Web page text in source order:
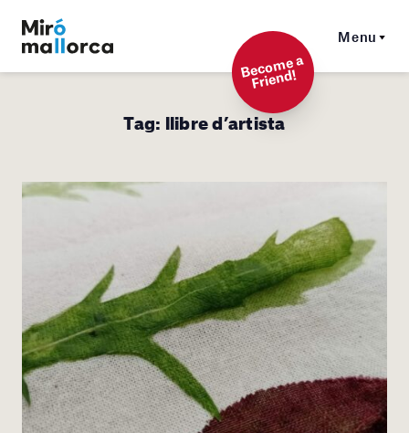
Menu
Beco
me a
Friend!
Tag: llibre d’artista